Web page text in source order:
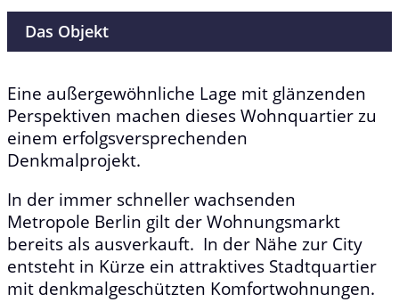
Das Objekt
Eine außergewöhnliche Lage mit glänzenden
Perspektiven machen dieses Wohnquartier zu
einem erfolgsversprechenden
Denkmalprojekt.
In der immer schneller wachsenden
Metropole Berlin gilt der Wohnungsmarkt
bereits als ausverkauft. In der Nähe zur City
entsteht in Kürze ein attraktives Stadtquartier
mit denkmalgeschützten Komfortwohnungen.